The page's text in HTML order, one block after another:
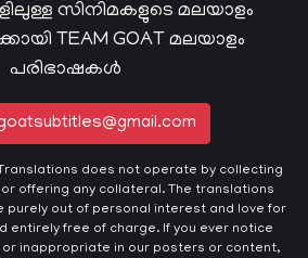
സിനിമകളുടെ മലയാളം
TEAM GOAT മലയാളം
പരിഭാഷകൾ
does not operate by collecting
offering any collateral. The translations
purely out of personal interest and love for
entirely free of charge. If you ever notice
inappropriate in our posters or content,